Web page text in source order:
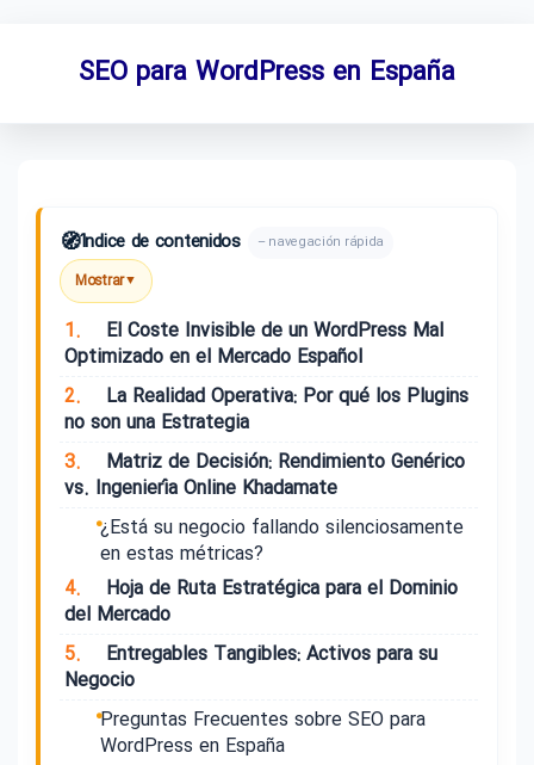
SEO para WordPress en España
🧭Índice de contenidos – navegación rápida
Mostrar▼
1.
El Coste Invisible de un WordPress Mal
Optimizado en el Mercado Español
2.
La Realidad Operativa: Por qué los Plugins
no son una Estrategia
3.
Matriz de Decisión: Rendimiento Genérico
vs. Ingeniería Online Khadamate
¿Está su negocio fallando silenciosamente
en estas métricas?
4.
Hoja de Ruta Estratégica para el Dominio
del Mercado
5.
Entregables Tangibles: Activos para su
Negocio
Preguntas Frecuentes sobre SEO para
WordPress en España